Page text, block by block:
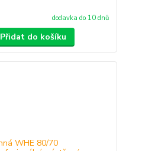
dodavka do 10 dnů
Přidat do košíku